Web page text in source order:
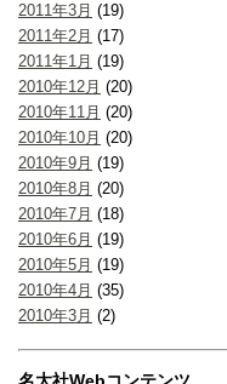
2011年3月 (19)
2011年2月 (17)
2011年1月 (19)
2010年12月 (20)
2010年11月 (20)
2010年10月 (20)
2010年9月 (19)
2010年8月 (20)
2010年7月 (18)
2010年6月 (19)
2010年5月 (19)
2010年4月 (35)
2010年3月 (2)